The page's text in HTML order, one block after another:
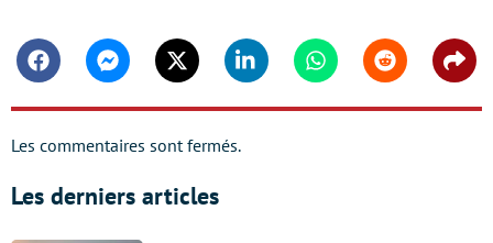
FacebookMessengerTwitter Linkedin WhatsappReddit
Les commentaires sont fermés.
Les derniers articles